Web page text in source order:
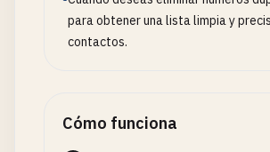
para obtener una lista limpia y
contactos.
Cómo funciona